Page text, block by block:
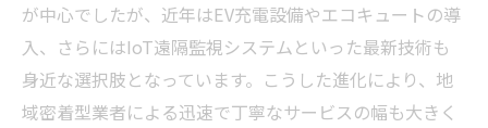
が中心でしたが、近年はEV充電設備やエコキュートの導
入、さらにはIoT遠隔監視システムといった最新技術も
身近な選択肢となっています。こうした進化により、地
域密着型業者による迅速で丁寧なサービスの幅も大きく